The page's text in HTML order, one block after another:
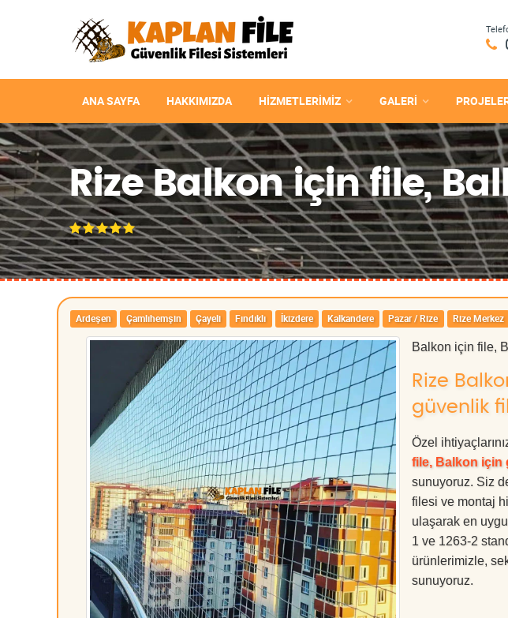
ANA SAYFA HAKKIMIZDA HIZMETLERIMIZ GALERİ
Rize Balkon için file,
Ardeşen Çamlıhemşin Çayeli Fındıklı İkizdere Kalkandere Pazar / Rize Rize Merkez
Balkon için file,
Rize
güvenlik
Özel
file, Balkon için
sunuyoruz. Siz
filesi ve montaj
ulaşarak en
1 ve 1263-2
ürünlerimizle,
sunuyoruz.